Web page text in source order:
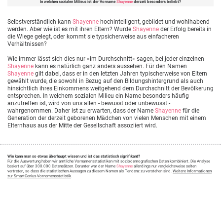
In welchen sozialen Milieus ist der Vorname Shayenne derzeit besonders beliebt?
Selbstverständlich kann Shayenne hochintelligent, gebildet und wohlhabend
werden. Aber wie ist es mit ihren Eltern? Wurde Shayenne der Erfolg bereits in
die Wiege gelegt, oder kommt sie typsicherweise aus einfacheren
Verhältnissen?
Wie immer lässt sich dies nur »im Durchschnitt« sagen, bei jeder einzelnen
Shayenne kann es natürlich ganz anders aussehen. Für den Namen
Shayenne gilt dabei, dass er in den letzten Jahren typischerweise von Eltern
gewählt wurde, die sowohl in Bezug auf den Bildungshintergrund als auch
hinsichtlich ihres Einkommens weitgehend dem Durchschnitt der Bevölkerung
entsprechen. In welchem sozialen Milieu ein Name besonders häufig
anzutreffen ist, wird von uns allen - bewusst oder unbewusst -
wahrgenommen. Daher ist zu erwarten, dass der Name Shayenne für die
Generation der derzeit geborenen Mädchen von vielen Menschen mit einem
Elternhaus aus der Mitte der Gesellschaft assoziiert wird.
Wie kann man so etwas überhaupt wissen und ist das statistisch signifikant?
Für die Auswertung haben wir amtliche Vornamensstatistiken mit soziodemografischen Daten kombiniert. Die Analyse
basiert auf über 300.000 Datensätzen. Darunter war der Name Shayenne allerdings nur vergleichsweise selten
vertreten, so dass die statistischen Aussagen zu diesem Namen als Tendenz zu verstehen sind. Weitere Informationen
zur SmartGenius-Vornamensstatistik.